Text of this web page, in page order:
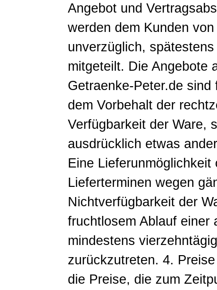
Angebot und
werden dem Kunden
unverzüglich,
mitgeteilt. Die Angebote
Getraenke-Peter.de
dem Vorbehalt der
Verfügbarkeit der Ware,
ausdrücklich etwas
Eine
Lieferterminen wegen
Nichtverfügbarkeit der
fruchtlosem Ablauf einer
mindestens
zurückzutreten. 4.
die Preise, die zum